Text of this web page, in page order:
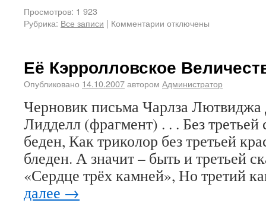
Просмотров: 1 923
Рубрика: Все записи | Комментарии отключены
Её Кэрролловское
Опубликовано 14.10.2007автором Администратор
Черновик письма Чарлза
Лидделл (фрагмент) . . . Без третьей
беден, Как триколор без третьей
бледен. А значит – быть и третьей
«Сердце трёх камней», Но третий
далее →